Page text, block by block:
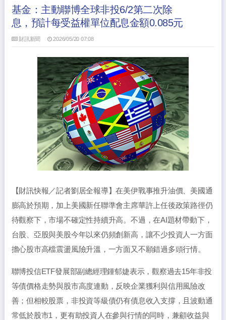
基金：主動聯博全球非投6/2第二次除
息，預計每受益權單位配息金額0.085元
財訊新聞 2026/05/20 07:08
【財訊快報／記者劉居全報導】在美伊戰事推升油價、美國通
膨高於預期，加上美國新任聯準會主席華許上任後政策路徑仍
待觀察下，市場不確定性持續升高。不過，在AI題材帶動下，
台股、亞股與美股今年以來仍頻創新高，讓不少投資人一方面
擔心股市高檔震盪風險升溫，一方面又不願錯過多頭行情。
聯博投信ETF發展部副總經理鍾郁婕表示，觀察過去15年非投
等債價格走勢與股市高度連動，反映企業獲利與信用風險改
善；但相較股票，非投資等級債仍有債息收入支撐，且波動通
常低於股市1，更有助投資人在參與行情的同時，兼顧收益與